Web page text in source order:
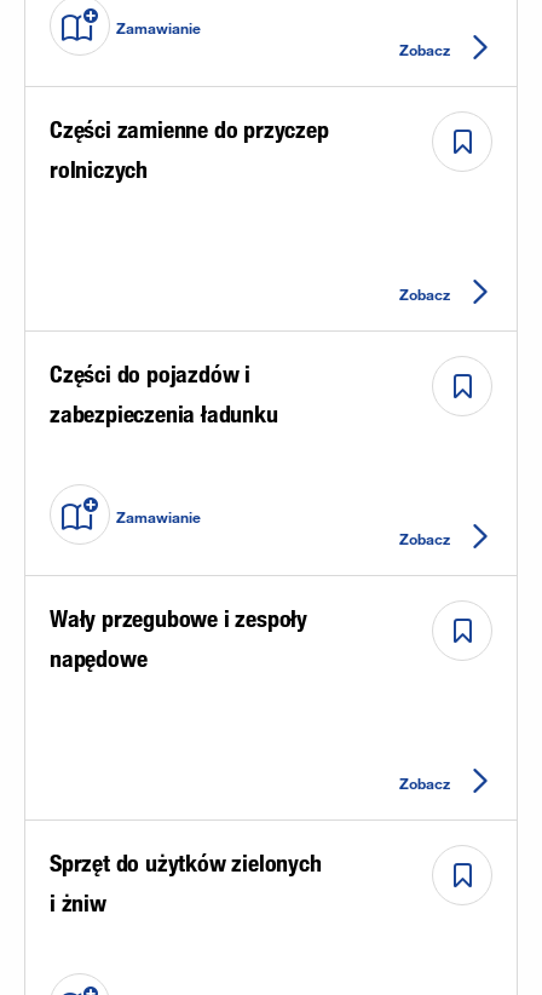
Zamawianie
Zobacz
Części zamienne do przyczep
rolniczych
Zobacz
Części do pojazdów i
zabezpieczenia ładunku
Zamawianie
Zobacz
Wały przegubowe i zespoły
napędowe
Zobacz
Sprzęt do użytków zielonych
i żniw